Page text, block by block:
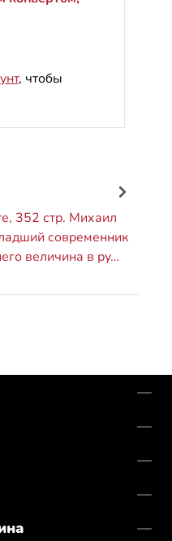
, чтобы
352 стр. Михаил
современник
величина в ру…